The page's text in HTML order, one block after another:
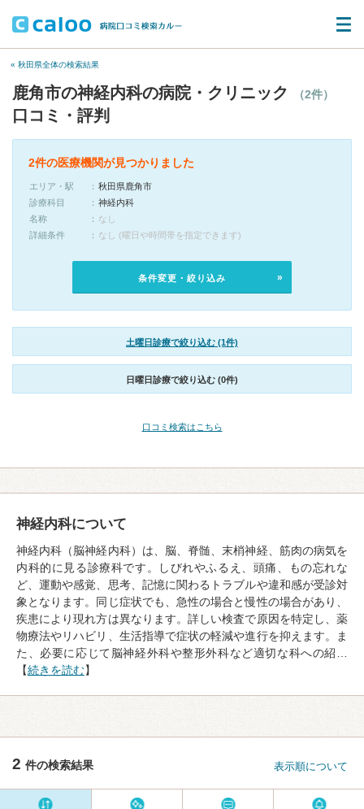
« 秋田県全体の検索結果
鹿角市の神経内科の病院・クリニック （2件）
口コミ・評判
2件の医療機関が見つかりました
エリア・駅
秋田県鹿角市
診療科目
神経内科
名称
なし
詳細条件
なし (曜日や時間帯を指定できます)
条件変更・絞り込み
土曜日診療で絞り込む (1件)
日曜日診療で絞り込む (0件)
口コミ検索はこちら
神経内科について
神経内科（脳神経内科）は、脳、脊髄、末梢神経、筋肉の病気を
内科的に見る診療科です。しびれやふるえ、頭痛、もの忘れな
ど、運動や感覚、思考、記憶に関わるトラブルや違和感が受診対
象となります。同じ症状でも、急性の場合と慢性の場合があり、
疾患により現れ方は異なります。詳しい検査で原因を特定し、薬
物療法やリハビリ、生活指導で症状の軽減や進行を抑えます。ま
た、必要に応じて脳神経外科や整形外科など適切な科への紹…
【続きを読む】
2 件の検索結果 表示順について